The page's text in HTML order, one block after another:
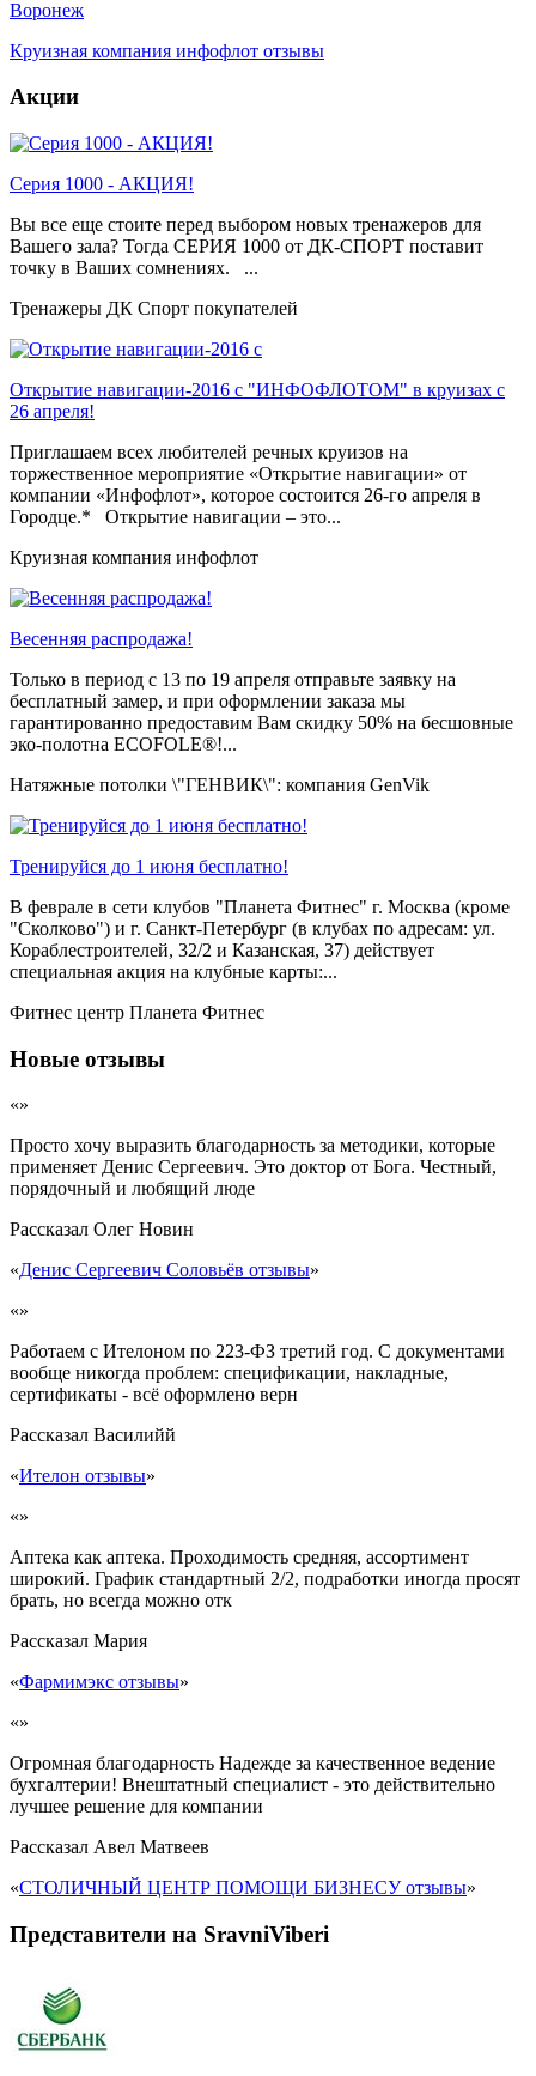
Воронеж
Круизная компания инфофлот отзывы
Акции
Серия 1000 - АКЦИЯ!
Вы все еще стоите перед выбором новых тренажеров для
Вашего зала? Тогда СЕРИЯ 1000 от ДК-СПОРТ поставит
точку в Ваших сомнениях. ...
Тренажеры ДК Спорт покупателей
Открытие навигации-2016 с "ИНФОФЛОТОМ" в круизах с
26 апреля!
Приглашаем всех любителей речных круизов на
торжественное мероприятие «Открытие навигации» от
компании «Инфофлот», которое состоится 26-го апреля в
Городце.* Открытие навигации – это...
Круизная компания инфофлот
Весенняя распродажа!
Только в период c 13 по 19 апреля отправьте заявку на
бесплатный замер, и при оформлении заказа мы
гарантированно предоставим Вам скидку 50% на бесшовные
эко-полотна ECOFOLE®!...
Натяжные потолки \"ГЕНВИК\": компания GenVik
Тренируйся до 1 июня бесплатно!
В феврале в сети клубов "Планета Фитнес" г. Москва (кроме
"Сколково") и г. Санкт-Петербург (в клубах по адресам: ул.
Кораблестроителей, 32/2 и Казанская, 37) действует
специальная акция на клубные карты:...
Фитнес центр Планета Фитнес
Новые отзывы
«»
Просто хочу выразить благодарность за методики, которые
применяет Денис Сергеевич. Это доктор от Бога. Честный,
порядочный и любящий люде
Рассказал Олег Новин
«Денис Сергеевич Соловьёв отзывы»
«»
Работаем с Ителоном по 223-ФЗ третий год. С документами
вообще никогда проблем: спецификации, накладные,
сертификаты - всё оформлено верн
Рассказал Василийй
«Ителон отзывы»
«»
Аптека как аптека. Проходимость средняя, ассортимент
широкий. График стандартный 2/2, подработки иногда просят
брать, но всегда можно отк
Рассказал Мария
«Фармимэкс отзывы»
«»
Огромная благодарность Надежде за качественное ведение
бухгалтерии! Внештатный специалист - это действительно
лучшее решение для компании
Рассказал Авел Матвеев
«СТОЛИЧНЫЙ ЦЕНТР ПОМОЩИ БИЗНЕСУ отзывы»
Представители на SravniViberi